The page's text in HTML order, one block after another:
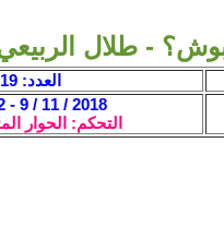
- طلال
العدد: 782019
2018 / 11 / 9 - 18:52
التحكم: الحوار